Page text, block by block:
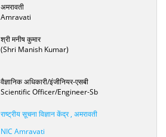
अमरावती
Amravati
श्री मनीष कुमार
(Shri Manish Kumar)
वैज्ञानिक अधिकारी/इंजीनियर-एसबी
Scientific Officer/Engineer-Sb
राष्ट्रीय सूचना विज्ञान केंद्र , अमरावती
NIC Amravati